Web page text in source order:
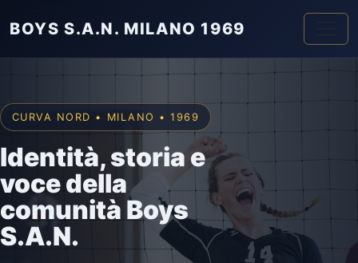
BOYS S.A.N. MILANO 1969
CURVA NORD • MILANO • 1969
Identità, storia e
voce della
comunità Boys
S.A.N.